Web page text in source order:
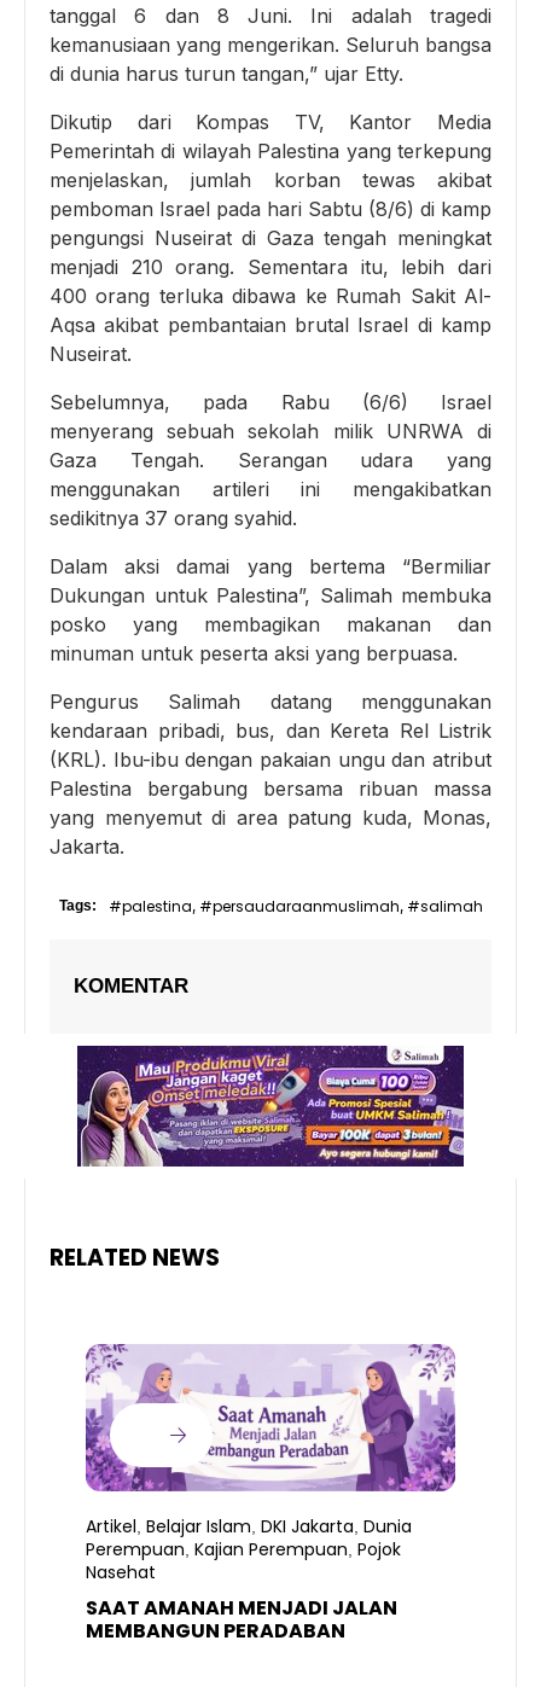
tanggal 6 dan 8 Juni. Ini adalah tragedi
kemanusiaan yang mengerikan. Seluruh bangsa
di dunia harus turun tangan,” ujar Etty.
Dikutip dari Kompas TV, Kantor Media
Pemerintah di wilayah Palestina yang terkepung
menjelaskan, jumlah korban tewas akibat
pemboman Israel pada hari Sabtu (8/6) di kamp
pengungsi Nuseirat di Gaza tengah meningkat
menjadi 210 orang. Sementara itu, lebih dari
400 orang terluka dibawa ke Rumah Sakit Al-
Aqsa akibat pembantaian brutal Israel di kamp
Nuseirat.
Sebelumnya, pada Rabu (6/6) Israel
menyerang sebuah sekolah milik UNRWA di
Gaza Tengah. Serangan udara yang
menggunakan artileri ini mengakibatkan
sedikitnya 37 orang syahid.
Dalam aksi damai yang bertema “Bermiliar
Dukungan untuk Palestina”, Salimah membuka
posko yang membagikan makanan dan
minuman untuk peserta aksi yang berpuasa.
Pengurus Salimah datang menggunakan
kendaraan pribadi, bus, dan Kereta Rel Listrik
(KRL). Ibu-ibu dengan pakaian ungu dan atribut
Palestina bergabung bersama ribuan massa
yang menyemut di area patung kuda, Monas,
Jakarta.
Tags: #palestina, #persaudaraanmuslimah, #salimah
KOMENTAR
RELATED NEWS
Artikel Belajar Islam DKI Jakarta Dunia
Perempuan Kajian Perempuan Pojok
Nasehat
SAAT AMANAH MENJADI JALAN
MEMBANGUN PERADABAN